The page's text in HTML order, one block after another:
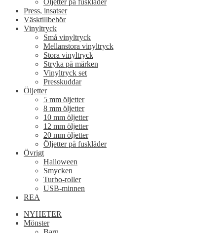
Öljetter på fuskläder
Press, insatser
Väsktillbehör
Vinyltryck
Små vinyltryck
Mellanstora vinyltryck
Stora vinyltryck
Stryka på märken
Vinyltryck set
Presskuddar
Öljetter
5 mm öljetter
8 mm öljetter
10 mm öljetter
12 mm öljetter
20 mm öljetter
Öljetter på fuskläder
Övrigt
Halloween
Smycken
Turbo-roller
USB-minnen
REA
NYHETER
Mönster